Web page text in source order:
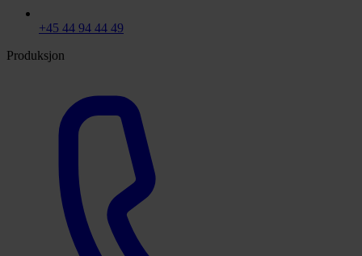
+45 44 94 44 49
Produksjon